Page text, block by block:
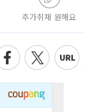
추가취재 원해요